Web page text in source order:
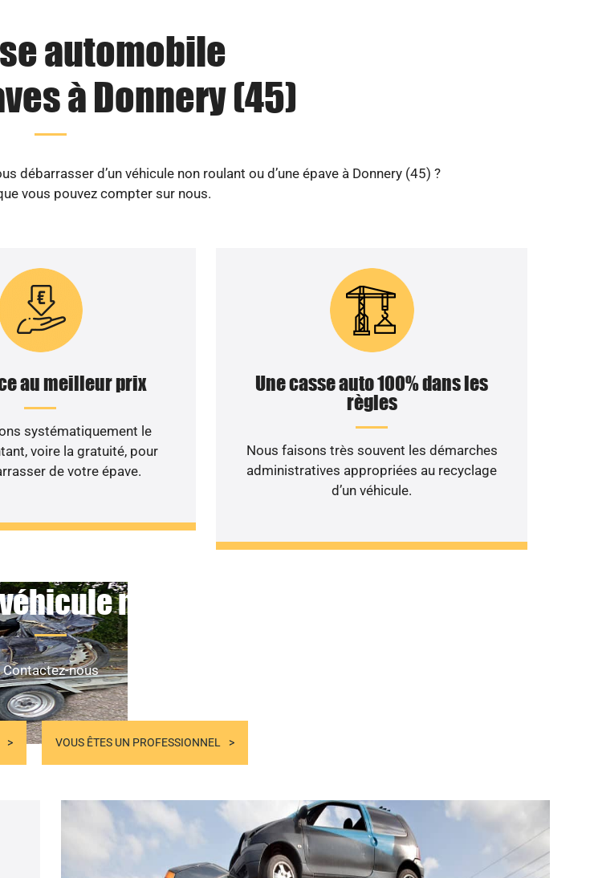
automobile
à Donnery (45)
débarrasser d’un véhicule non roulant ou d’une épave à Donnery (45) ?
vous pouvez compter sur nous.
au meilleur prix
systématiquement le
voire la gratuité, pour
de votre épave.
Une casse auto 100% dans les
règles
Nous faisons très souvent les démarches
administratives appropriées au recyclage
d’un véhicule.
non roulant au rebut ?
Contactez-nous
VOUS ÊTES UN PROFESSIONNEL